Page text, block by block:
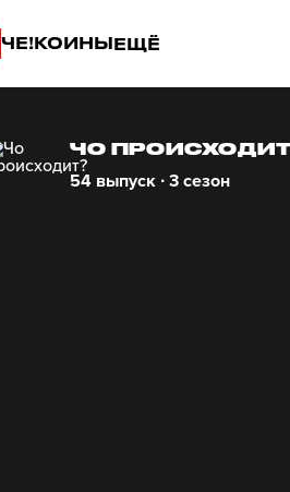
ЧЕ!КОИНЫЕЩЁ
ЧО
54 выпуск ∙ 3 сезон